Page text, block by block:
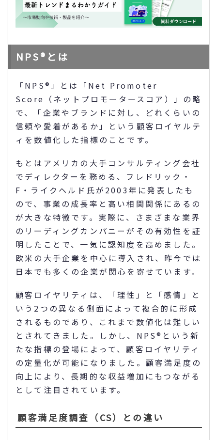
NPS®とは
「NPS®」とは「Net Promoter
Score（ネットプロモータースコア）」の略
で、「企業やブランドに対し、どれくらいの
信頼や愛着があるか」という顧客ロイヤルテ
ィを数値化した指標のことです。
もとはアメリカの大手コンサルティング会社
でディレクターを務める、フレドリック・
F・ライクヘルド氏が2003年に発表したも
ので、事業の成長率と高い相関関係にあるの
が大きな特徴です。実際に、さまざまな業界
のリーディングカンパニーがその有効性を証
明したことで、一気に認知度を高めました。
欧米の大手企業を中心に導入され、昨今では
日本でも多くの企業が関心を寄せています。
顧客ロイヤリティは、「理性」と「感情」と
いう2つの異なる側面によって複合的に形成
されるものであり、これまで数値化は難しい
とされてきました。しかし、NPS®という新
たな指標の登場によって、顧客ロイヤリティ
の定量化が可能になりました。顧客満足度の
向上により、長期的な収益増加にもつながる
として注目されています。
顧客満足度調査（CS）との違い